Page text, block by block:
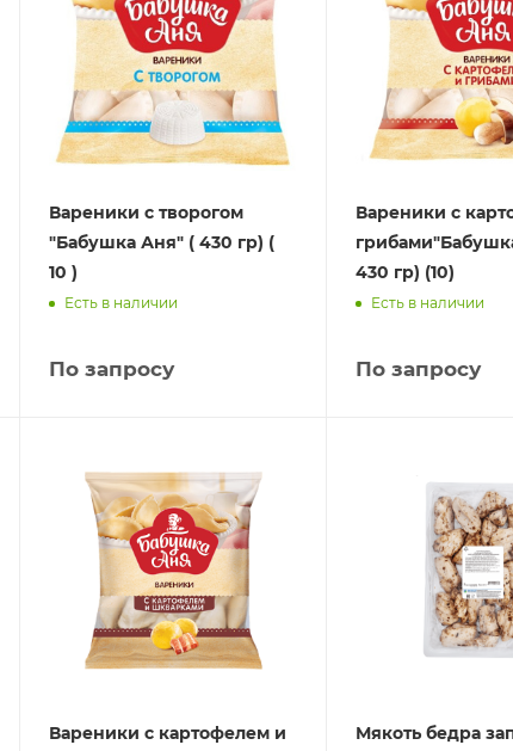
Вареники с творогом
"Бабушка Аня" ( 430 гр) (
10 )
Есть в наличии
По запросу
Вареники с
430 гр) (10)
Есть в наличии
По запросу
Вареники с картофелем и
Мякоть бедра